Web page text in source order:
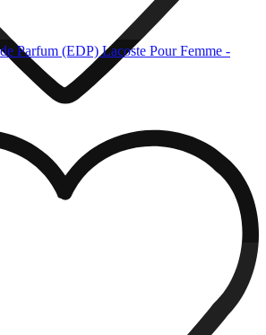
Parfum (EDP) Lacoste Pour Femme -